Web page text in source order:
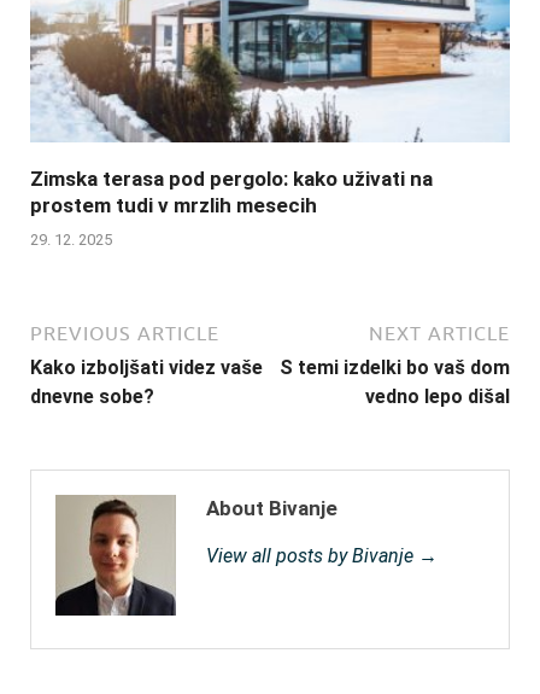
Zimska terasa pod pergolo: kako uživati na
prostem tudi v mrzlih mesecih
29. 12. 2025
PREVIOUS ARTICLE
Kako izboljšati videz vaše
dnevne sobe?
NEXT ARTICLE
S temi izdelki bo vaš dom
vedno lepo dišal
About Bivanje
View all posts by Bivanje →